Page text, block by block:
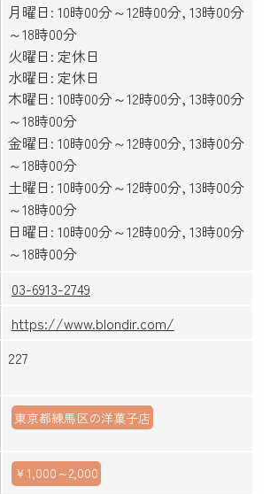
月曜日: 10時00分～12時00分, 13時00分
～18時00分
火曜日: 定休日
水曜日: 定休日
木曜日: 10時00分～12時00分, 13時00分
～18時00分
金曜日: 10時00分～12時00分, 13時00分
～18時00分
土曜日: 10時00分～12時00分, 13時00分
～18時00分
日曜日: 10時00分～12時00分, 13時00分
～18時00分
03-6913-2749
https://www.blondir.com/
227
東京都練馬区の洋菓子店
￥1,000～2,000